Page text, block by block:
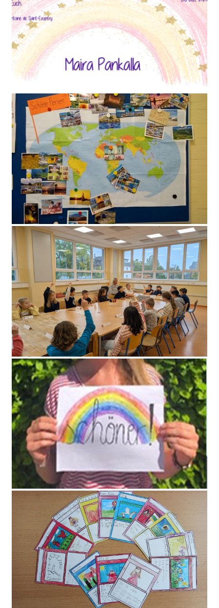
1 Jahr ohne dich
Reisegottesdienst vor den Sommerferien
1. Schülerparlamentssitzung
Gruß der Lehrer an die Kinder